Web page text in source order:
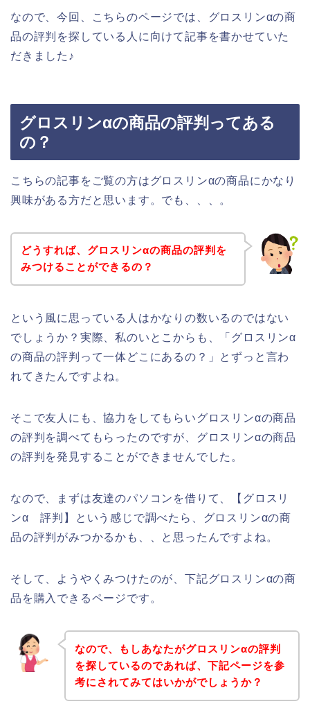
なので、今回、こちらのページでは、グロスリンαの商
品の評判を探している人に向けて記事を書かせていた
だきました♪
グロスリンαの商品の評判ってある
の？
こちらの記事をご覧の方はグロスリンαの商品にかなり
興味がある方だと思います。でも、、、。
どうすれば、グロスリンαの商品の評判を
みつけることができるの？
という風に思っている人はかなりの数いるのではない
でしょうか？実際、私のいとこからも、「グロスリンα
の商品の評判って一体どこにあるの？」とずっと言わ
れてきたんですよね。
そこで友人にも、協力をしてもらいグロスリンαの商品
の評判を調べてもらったのですが、グロスリンαの商品
の評判を発見することができませんでした。
なので、まずは友達のパソコンを借りて、【グロスリ
ンα 評判】という感じで調べたら、グロスリンαの商
品の評判がみつかるかも、、と思ったんですよね。
そして、ようやくみつけたのが、下記グロスリンαの商
品を購入できるページです。
なので、もしあなたがグロスリンαの評判
を探しているのであれば、下記ページを参
考にされてみてはいかがでしょうか？